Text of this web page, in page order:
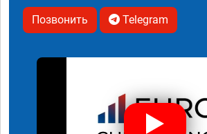
Позвонить Telegram